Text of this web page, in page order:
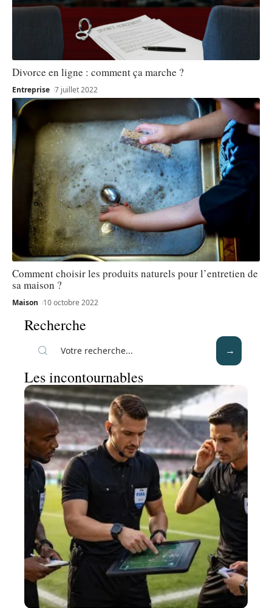
Divorce en ligne : comment ça marche ?
Entreprise 7 juillet 2022
Comment choisir les produits naturels pour l’entretien de
sa maison ?
Maison 10 octobre 2022
Recherche
Les incontournables